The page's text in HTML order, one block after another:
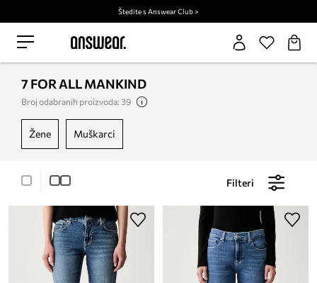
Štedite s Answear Club >
7 FOR ALL MANKIND
Broj odabranih proizvoda: 39
žene muškarci
Filteri